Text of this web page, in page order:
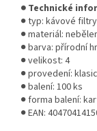
● Technické
● typ: kávové
● materiál:
● barva: přírodní
● velikost: 4
● provedení:
● balení: 100 ks
● forma balení:
● EAN: